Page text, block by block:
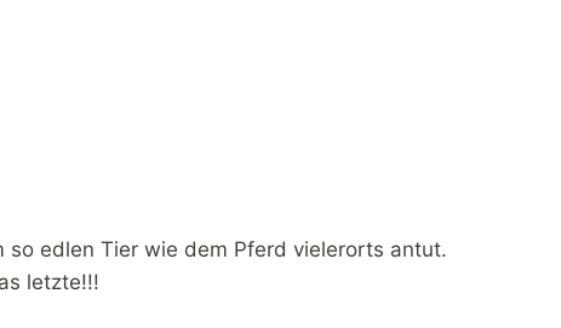
edlen Tier wie dem Pferd vielerorts antut.
letzte!!!